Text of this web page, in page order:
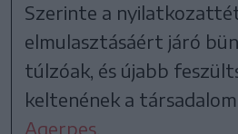
Szerinte a
elmulasztásáért járó
túlzóak, és újabb
keltenének a
Agerpes